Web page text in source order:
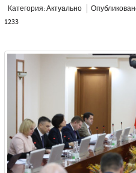
Категория: Актуально
1233